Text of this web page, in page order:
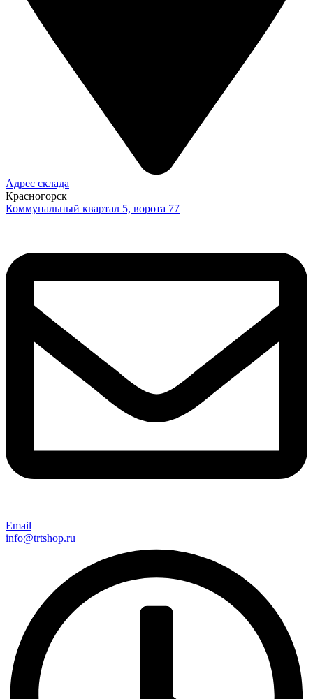
Адрес склада
Красногорск
Коммунальный квартал 5, ворота 77
Email
info@trtshop.ru